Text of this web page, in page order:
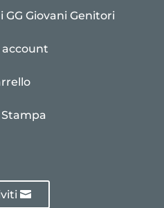
Giovani Genitori
account